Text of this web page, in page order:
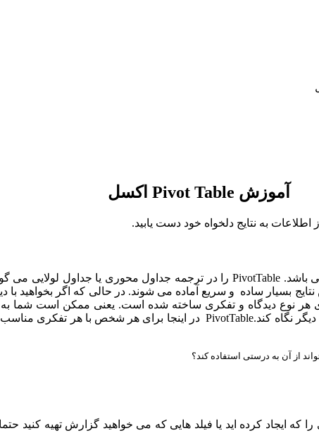
آموزش Pivot Table اکسل
نتایج بسیار ساده و سریع آماده می شوند. در حالی که اگر بخواهید با
را که ایجاد کرده اید یا فیلد هایی که می خواهید گزارش تهیه